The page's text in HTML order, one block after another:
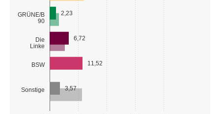
GRÜNE/B
90
Die
Linke
BSW
Sonstige
2,23
6,72
11,52
3,57